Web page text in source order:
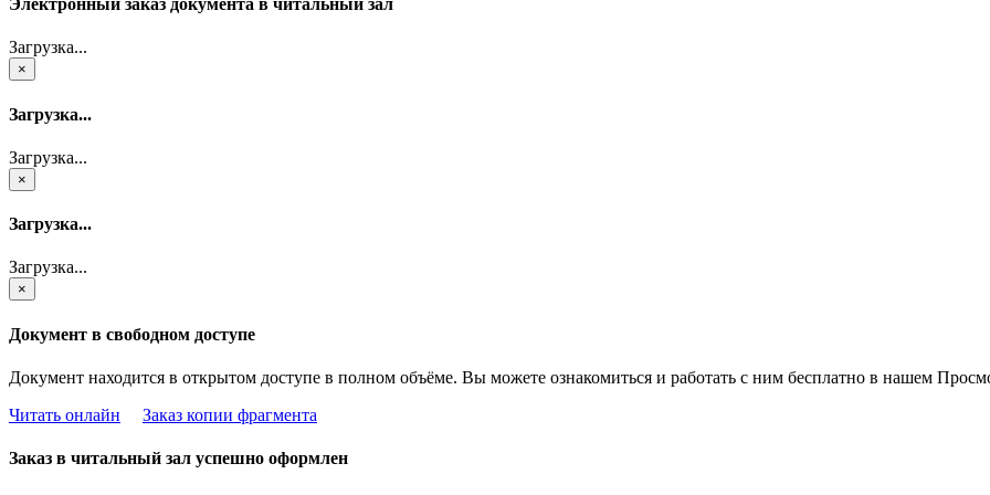
Электронный заказ документа в читальный зал
Загрузка...
×
Загрузка...
Загрузка...
×
Загрузка...
Загрузка...
×
Документ в свободном доступе
Документ находится в открытом доступе в полном объёме. Вы можете ознакомиться и работать с ним бесплатно в нашем
Читать онлайн
Заказ копии фрагмента
Заказ в читальный зал успешно оформлен